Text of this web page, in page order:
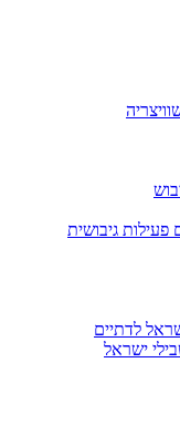
גיבושית
לדתיים
ישראל